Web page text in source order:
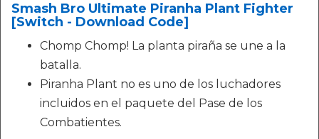
Smash Bro Ultimate Piranha Plant Fighter
[Switch - Download Code]
Chomp Chomp! La planta piraña se une a la
batalla.
Piranha Plant no es uno de los luchadores
incluidos en el paquete del Pase de los
Combatientes.